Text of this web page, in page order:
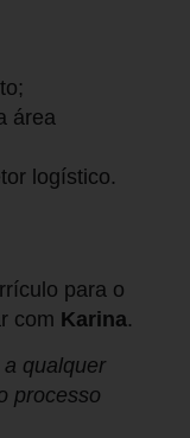
área
logístico.
para o
com Karina.
qualquer
processo